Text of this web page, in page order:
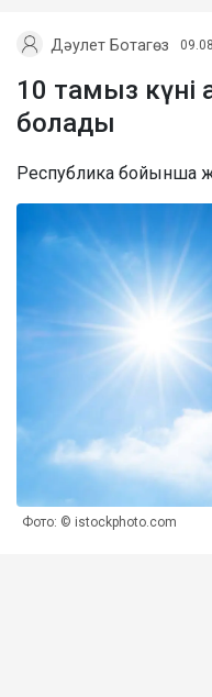
Дәулет Ботагөз
10 тамыз күні
болады
Республика бойынша
Фото: © istockphoto.com